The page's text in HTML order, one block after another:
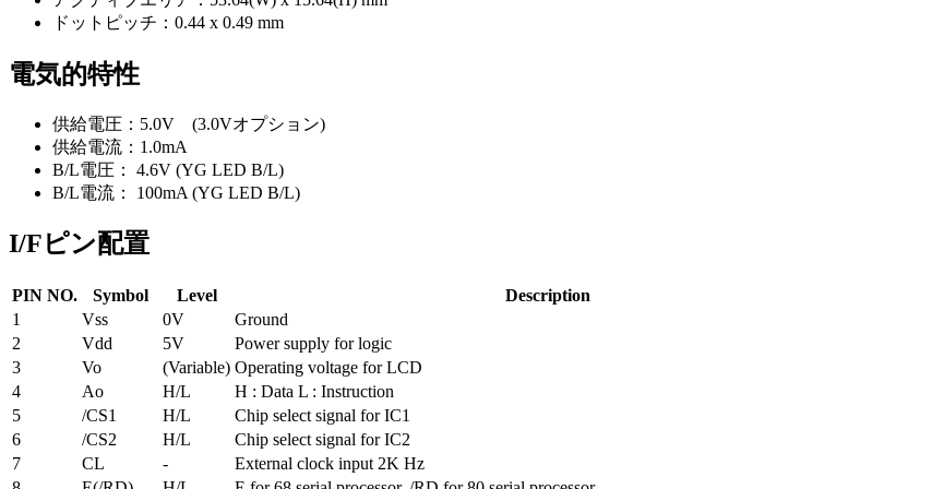
ドットピッチ：0.44 x 0.49 mm
電気的特性
供給電圧：5.0V (3.0Vオプション)
供給電流：1.0mA
B/L電圧： 4.6V (YG LED B/L)
B/L電流： 100mA (YG LED B/L)
I/Fピン配置
PIN NO. Symbol Level
Description
1
Vss 0V
Ground
2
Vdd 5V
Power supply for logic
3
Vo (Variable) Operating voltage for LCD
4
Ao H/L
H : Data L : Instruction
5
/CS1 H/L
Chip select signal for IC1
6
/CS2 H/L
Chip select signal for IC2
7
CL -
External clock input 2K Hz